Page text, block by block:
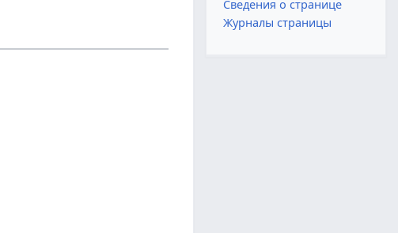
Сведения о странице
Журналы страницы